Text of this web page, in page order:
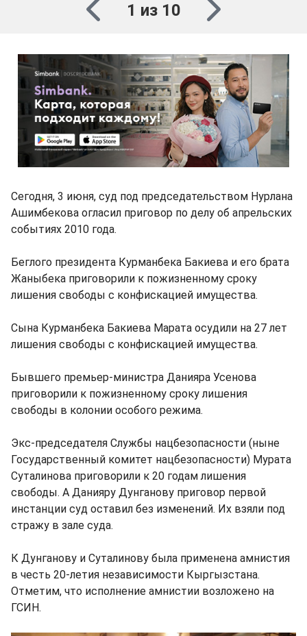
1 из 10
Сегодня, 3 июня, суд под председательством Нурлана
Ашимбекова огласил приговор по делу об апрельских
событиях 2010 года.
Беглого президента Курманбека Бакиева и его брата
Жаныбека приговорили к пожизненному сроку
лишения свободы с конфискацией имущества.
Сына Курманбека Бакиева Марата осудили на 27 лет
лишения свободы с конфискацией имущества.
Бывшего премьер-министра Данияра Усенова
приговорили к пожизненному сроку лишения
свободы в колонии особого режима.
Экс-председателя Службы нацбезопасности (ныне
Государственный комитет нацбезопасности) Мурата
Суталинова приговорили к 20 годам лишения
свободы. А Данияру Дунганову приговор первой
инстанции суд оставил без изменений. Их взяли под
стражу в зале суда.
К Дунганову и Суталинову была применена амнистия
в честь 20-летия независимости Кыргызстана.
Отметим, что исполнение амнистии возложено на
ГСИН.